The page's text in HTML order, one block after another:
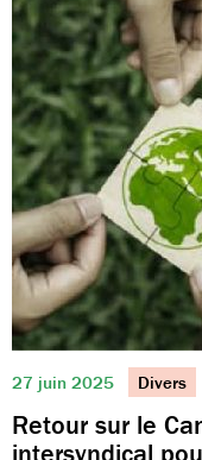
27 juin 2025 Divers
Retour sur le
intersyndical